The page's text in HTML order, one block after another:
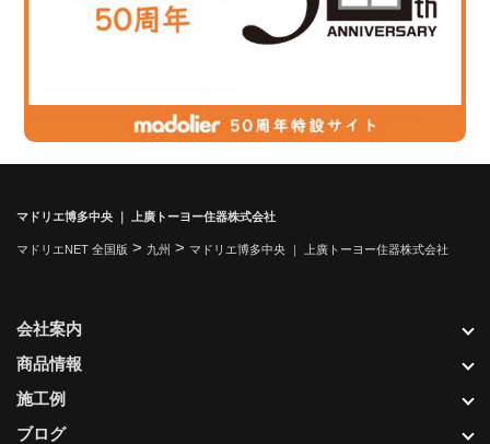
マドリエ博多中央 ｜ 上廣トーヨー住器株式会社
マドリエNET 全国版 > 九州 > マドリエ博多中央 ｜ 上廣トーヨー住器株式会社
会社案内
商品情報
施工例
ブログ